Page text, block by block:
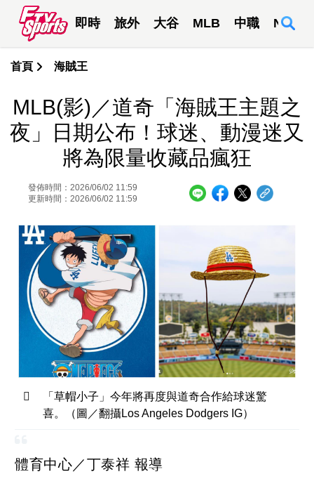
即時 旅外 大谷 MLB 中職 NBA
首頁 海賊王
MLB(影)／道奇「海賊王主題之
夜」日期公布！球迷、動漫迷又
將為限量收藏品瘋狂
發佈時間：2026/06/02 11:59
更新時間：2026/06/02 11:59
「草帽小子」今年將再度與道奇合作給球迷驚
喜。（圖／翻攝Los Angeles Dodgers IG）
體育中心／丁泰祥 報導